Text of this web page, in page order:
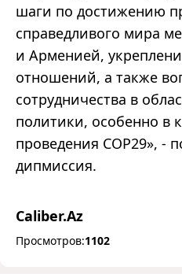
шаги по достижению
справедливого мира
и Арменией,
отношений, а также
сотрудничества в
политики, особенно в
проведения COP29», -
дипмиссия.
Caliber.Az
Просмотров:1102